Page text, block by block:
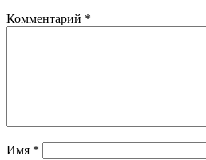
Комментарий *
Имя *